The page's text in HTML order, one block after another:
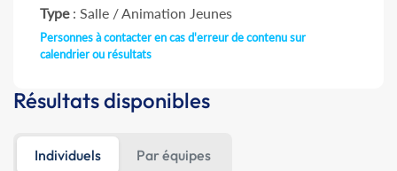
Type: Salle / Animation Jeunes
Personnes à contacter en cas d'erreur de contenu sur
calendrier ou résultats
Résultats disponibles
Individuels Par équipes